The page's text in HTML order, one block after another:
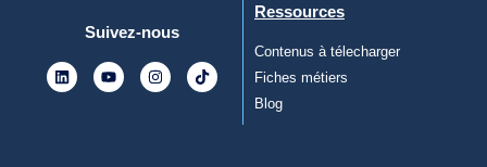
Suivez-nous
Ressources
Contenus à télecharger
Fiches métiers
Blog